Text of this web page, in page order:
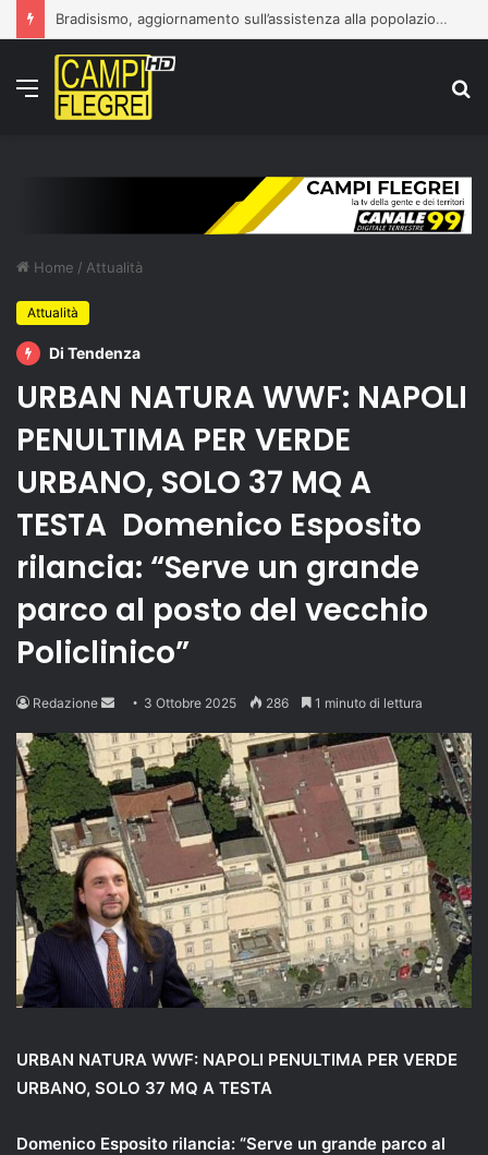
Bradisismo, aggiornamento sull’assistenza alla popolazione
Menu
Home / Attualità
Attualità
Di Tendenza
URBAN NATURA WWF: NAPOLI
PENULTIMA PER VERDE
URBANO, SOLO 37 MQ A
TESTA Domenico Esposito
rilancia: “Serve un grande
parco al posto del vecchio
Policlinico”
Redazione
Send
email
3 Ottobre 2025 286 1 minuto di lettura
URBAN NATURA WWF: NAPOLI PENULTIMA PER VERDE
URBANO, SOLO 37 MQ A TESTA
Domenico Esposito rilancia: “Serve un grande parco al